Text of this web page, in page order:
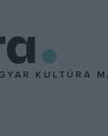
KULTÚRA